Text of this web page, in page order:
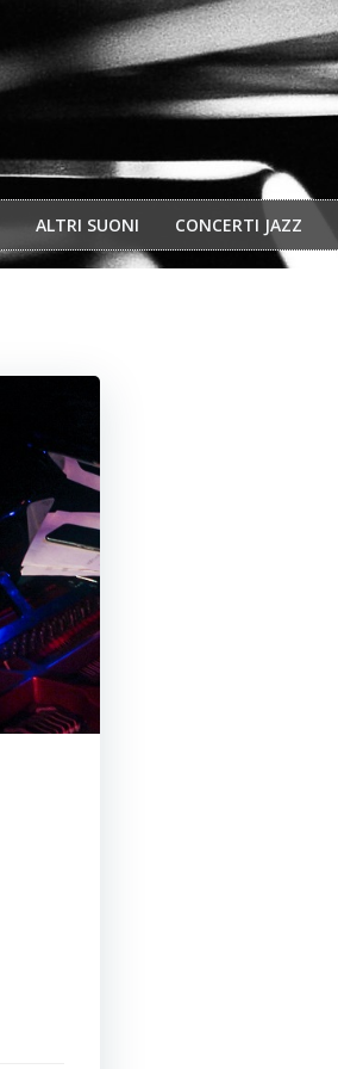
ALTRI SUONI CONCERTI JAZZ